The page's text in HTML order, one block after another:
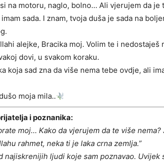
na motoru, naglo, bolno… Ali vjerujem da je
sada. I znam, tvoja duša je sada na
alejke, Bracika moj. Volim te i
dovi, u svakom koraku.
koja sad zna da više nema tebe ovdje, ali
moja mila..
i poznanika:
moj… Kako da vjerujem da te više
rahmet, neka ti je laka crna zemlja.”
najiskrenijih ljudi koje sam poznavao.